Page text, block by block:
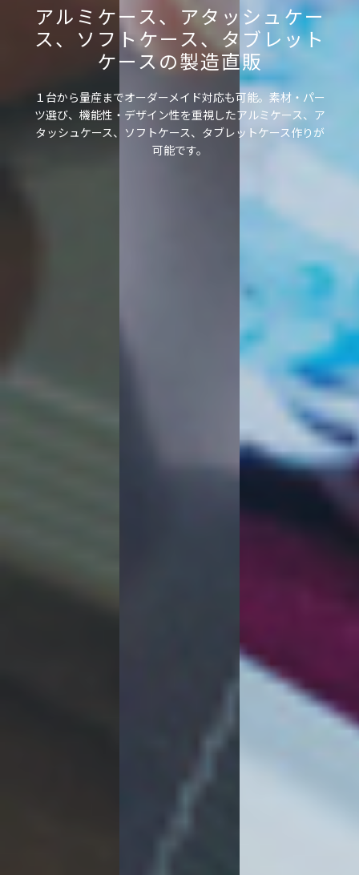
アルミケース、アタッシュケー
ス、ソフトケース、タブレット
ケースの製造直販
１台から量産までオーダーメイド対応も可能。素材・パー
ツ選び、機能性・デザイン性を重視したアルミケース、ア
タッシュケース、ソフトケース、タブレットケース作りが
可能です。